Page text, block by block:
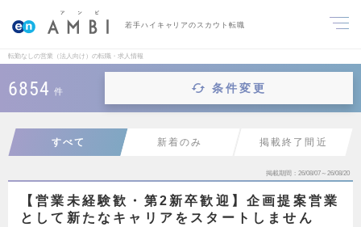
若手ハイキャリアのスカウト転職
転勤なしの営業（法人向け）の転職・求人情報
6854 件 条件変更
すべて 新着のみ 掲載終了間近
掲載期間 26/08/07～26/08/20
【営業未経験歓・第2新卒歓迎】企画提案営業
として新たなキャリアをスタートしません